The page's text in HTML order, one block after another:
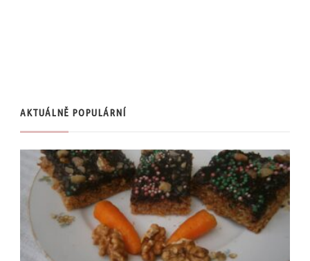
AKTUÁLNĚ POPULÁRNÍ